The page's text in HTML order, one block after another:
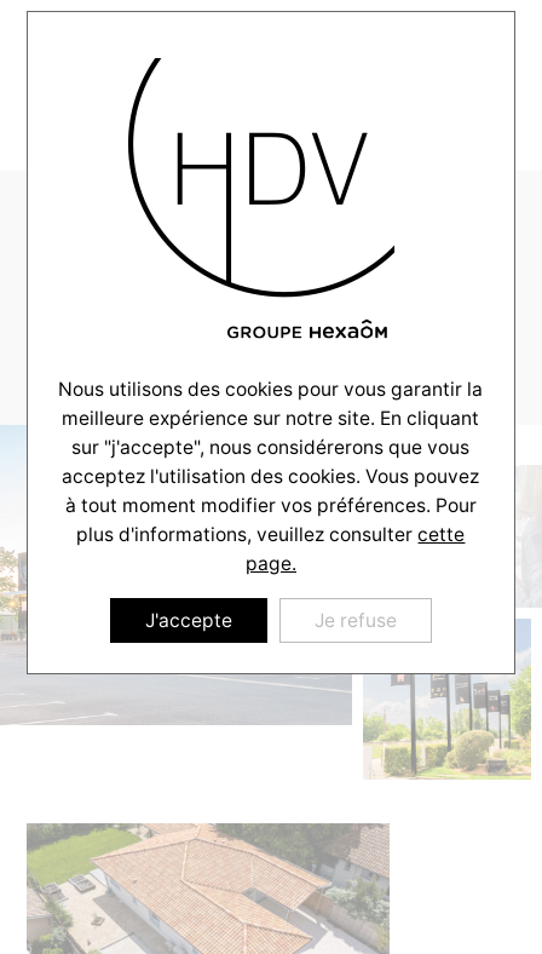
HDV-Couleur-Villas-
Realisation-Gujan-
Mestras-maison-
100m2–_0007_-44
Nous utilisons des cookies pour vous garantir la
meilleure expérience sur notre site. En cliquant
sur "j'accepte", nous considérerons que vous
acceptez l'utilisation des cookies. Vous pouvez
à tout moment modifier vos préférences. Pour
plus d'informations, veuillez consultercette
page.
J'accepte Je refuse